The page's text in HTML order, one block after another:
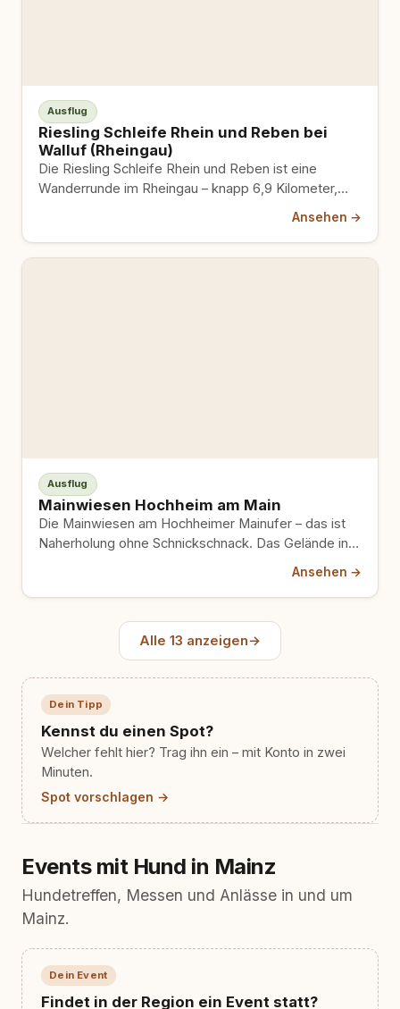
Ausflug
Riesling Schleife Rhein und Reben bei
Walluf (Rheingau)
Die Riesling Schleife Rhein und Reben ist eine
Wanderrunde im Rheingau – knapp 6,9 Kilometer,
Ansehen →
Ausflug
Mainwiesen Hochheim am Main
Die Mainwiesen am Hochheimer Mainufer – das ist
Naherholung ohne Schnickschnack. Das Gelände in
Ansehen →
Alle 13 anzeigen→
Dein Tipp
Kennst du einen Spot?
Welcher fehlt hier? Trag ihn ein – mit Konto in zwei
Minuten.
Spot vorschlagen →
Events mit Hund in Mainz
Hundetreffen, Messen und Anlässe in und um
Mainz.
Dein Event
Findet in der Region ein Event statt?